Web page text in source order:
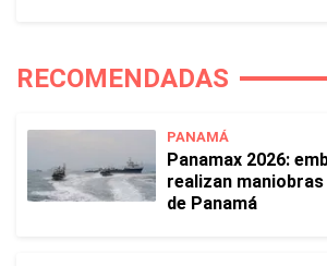
RECOMENDADAS
PANAMÁ
Panamax 2026:
realizan
de Panamá